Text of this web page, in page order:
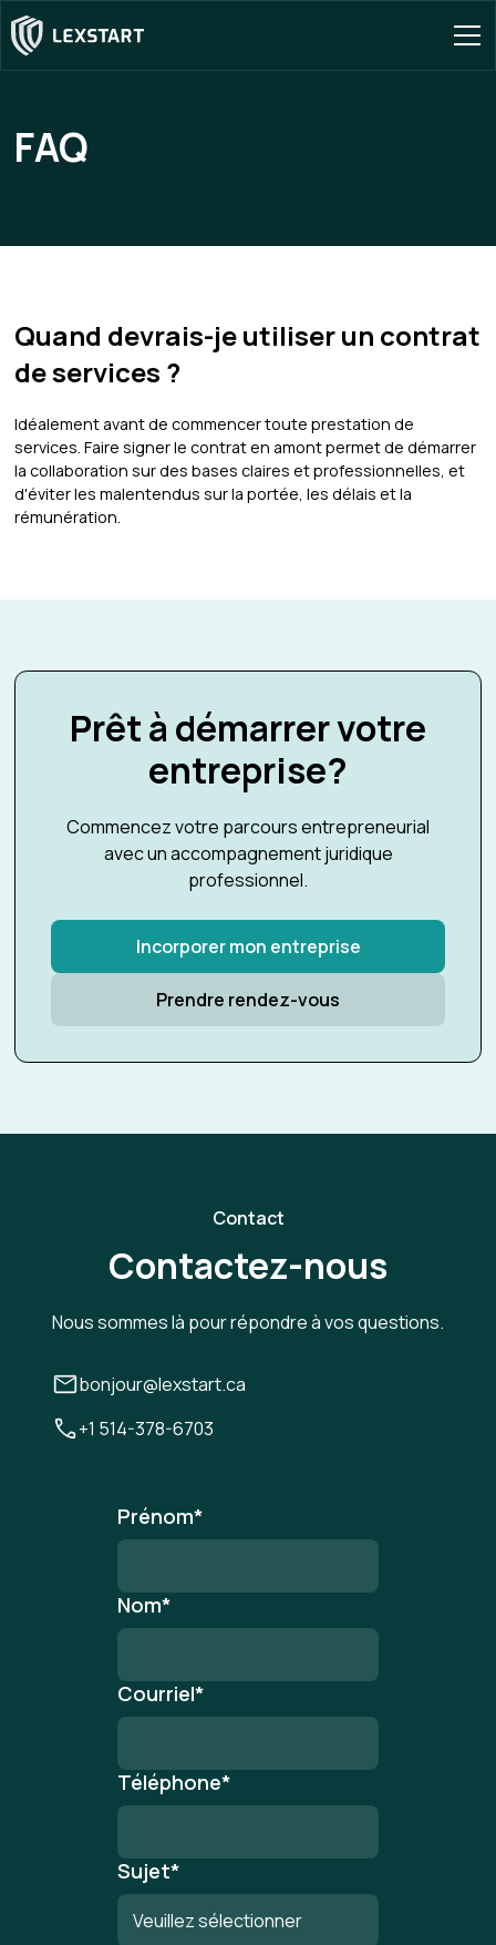
FAQ
Quand devrais-je utiliser un contrat
de services ?
Idéalement avant de commencer toute prestation de
services. Faire signer le contrat en amont permet de démarrer
la collaboration sur des bases claires et professionnelles, et
d'éviter les malentendus sur la portée, les délais et la
rémunération.
Prêt à démarrer votre
entreprise?
Commencez votre parcours entrepreneurial
avec un accompagnement juridique
professionnel.
Incorporer mon entreprise
Prendre rendez-vous
Contact
Contactez-nous
Nous sommes là pour répondre à vos questions.
bonjour@lexstart.ca
+1 514-378-6703
Prénom*
Nom*
Courriel*
Téléphone*
Sujet*